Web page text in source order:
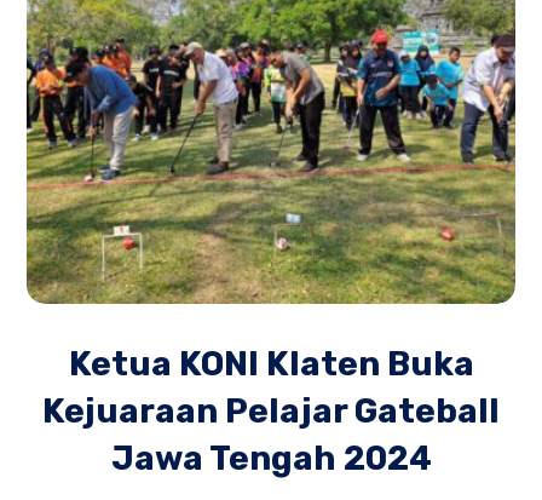
Ketua KONI Klaten Buka
Kejuaraan Pelajar Gateball
Jawa Tengah 2024